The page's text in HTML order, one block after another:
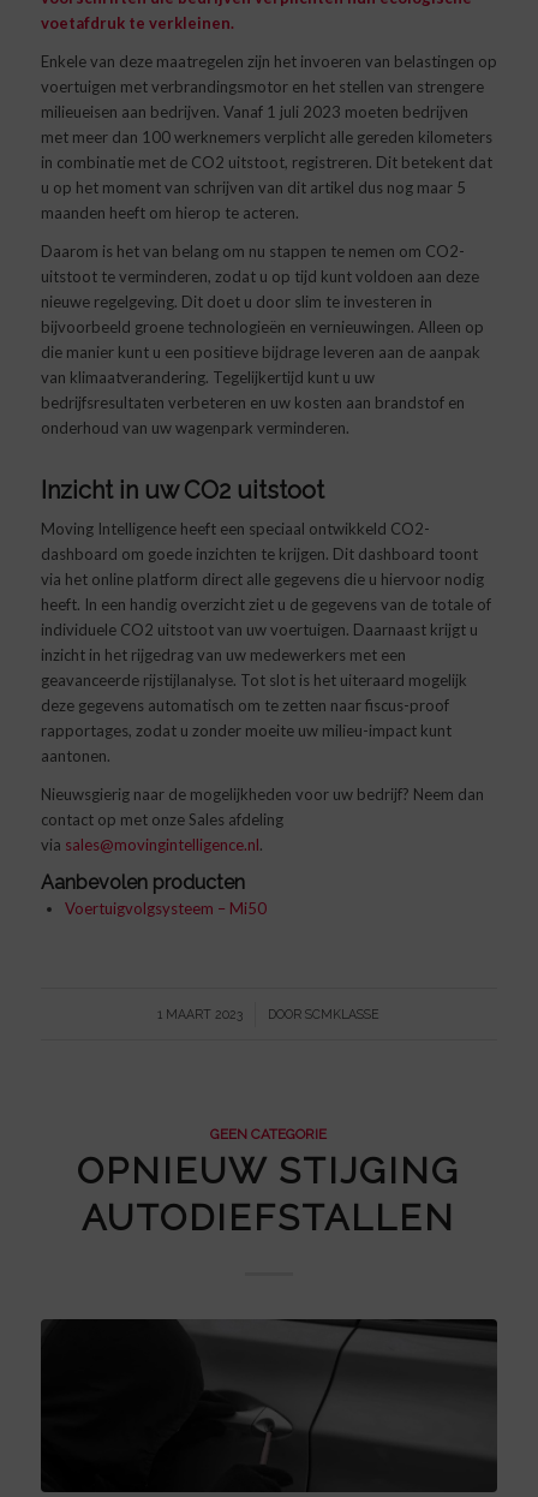
voetafdruk te verkleinen.
Enkele van deze maatregelen zijn het invoeren van belastingen op
voertuigen met verbrandingsmotor en het stellen van strengere
milieueisen aan bedrijven. Vanaf 1 juli 2023 moeten bedrijven
met meer dan 100 werknemers verplicht alle gereden kilometers
in combinatie met de CO2 uitstoot, registreren. Dit betekent dat
u op het moment van schrijven van dit artikel dus nog maar 5
maanden heeft om hierop te acteren.
Daarom is het van belang om nu stappen te nemen om CO2-
uitstoot te verminderen, zodat u op tijd kunt voldoen aan deze
nieuwe regelgeving. Dit doet u door slim te investeren in
bijvoorbeeld groene technologieën en vernieuwingen. Alleen op
die manier kunt u een positieve bijdrage leveren aan de aanpak
van klimaatverandering. Tegelijkertijd kunt u uw
bedrijfsresultaten verbeteren en uw kosten aan brandstof en
onderhoud van uw wagenpark verminderen.
Inzicht in uw CO2 uitstoot
Moving Intelligence heeft een speciaal ontwikkeld CO2-
dashboard om goede inzichten te krijgen. Dit dashboard toont
via het online platform direct alle gegevens die u hiervoor nodig
heeft. In een handig overzicht ziet u de gegevens van de totale of
individuele CO2 uitstoot van uw voertuigen. Daarnaast krijgt u
inzicht in het rijgedrag van uw medewerkers met een
geavanceerde rijstijlanalyse. Tot slot is het uiteraard mogelijk
deze gegevens automatisch om te zetten naar fiscus-proof
rapportages, zodat u zonder moeite uw milieu-impact kunt
aantonen.
Nieuwsgierig naar de mogelijkheden voor uw bedrijf? Neem dan
contact op met onze Sales afdeling
via sales@movingintelligence.nl.
Aanbevolen producten
Voertuigvolgsysteem – Mi50
1 MAART 2023
/ DOORSCMKLASSE
GEEN CATEGORIE
OPNIEUW STIJGING
AUTODIEFSTALLEN